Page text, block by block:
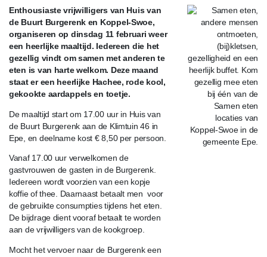
Enthousiaste vrijwilligers van Huis van
de Buurt Burgerenk en Koppel-Swoe,
organiseren op dinsdag 11 februari weer
een heerlijke maaltijd. Iedereen die het
gezellig vindt om samen met anderen te
eten is van harte welkom. Deze maand
staat er een heerlijke Hachee, rode kool,
gekookte aardappels en toetje.
De maaltijd start om 17.00 uur in Huis van
de Buurt Burgerenk aan de Klimtuin 46 in
Epe, en deelname kost € 8,50 per persoon.
Vanaf 17.00 uur verwelkomen de
gastvrouwen de gasten in de Burgerenk.
Iedereen wordt voorzien van een kopje
koffie of thee. Daarnaast betaalt men voor
de gebruikte consumpties tijdens het eten.
De bijdrage dient vooraf betaalt te worden
aan de vrijwilligers van de kookgroep.
Mocht het vervoer naar de Burgerenk een